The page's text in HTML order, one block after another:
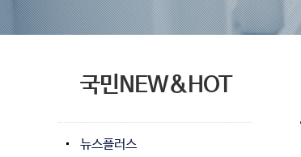
국민NEW&HOT
뉴스플러스